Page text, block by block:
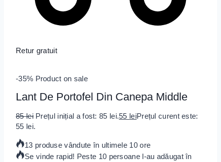
Retur gratuit
-35% Product on sale
Lant De Portofel Din Canepa Middle
85lei Prețul inițial a fost: 85 lei.55 leiPrețul curent este:
55 lei.
13 produse vândute în ultimele 10 ore
Se vinde rapid! Peste 10 persoane l-au adăugat în